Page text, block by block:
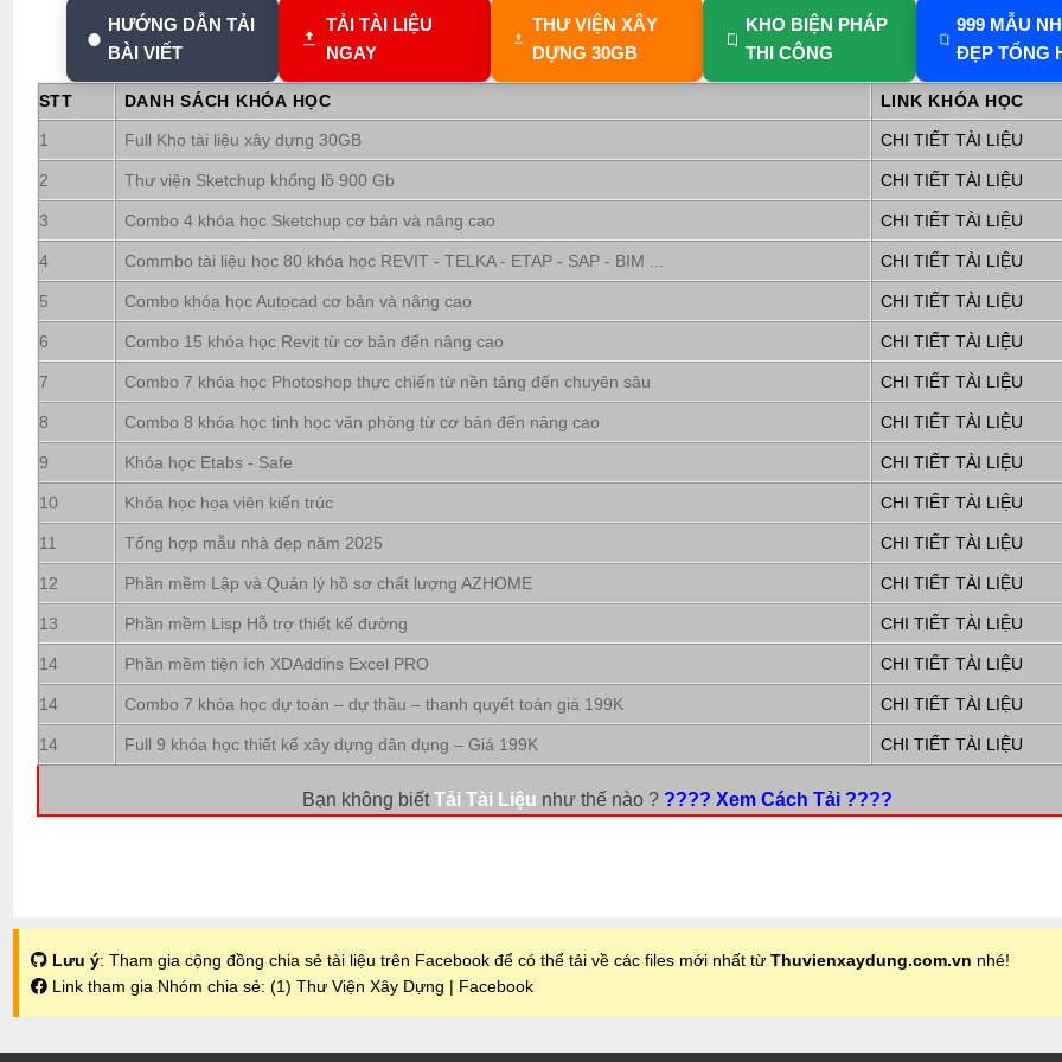
HƯỚNG DẪN TẢI
BÀI VIẾT
TẢI TÀI LIỆU
NGAY
THƯ VIỆN XÂY
DỰNG 30GB
KHO BIỆN PHÁP
THI CÔNG
999 MẪU
ĐẸP TỔNG
STT DANH SÁCH KHÓA HỌC LINK KHÓA HỌC
1 Full Kho tài liệu xây dựng 30GB CHI TIẾT TÀI LIỆU
2 Thư viện Sketchup khổng lồ 900 Gb CHI TIẾT TÀI LIỆU
3 Combo 4 khóa học Sketchup cơ bản và nâng cao CHI TIẾT TÀI LIỆU
4 Commbo tài liệu học 80 khóa học REVIT - TELKA - ETAP - SAP - BIM ... CHI TIẾT TÀI LIỆU
5 Combo khóa học Autocad cơ bản và nâng cao CHI TIẾT TÀI LIỆU
6 Combo 15 khóa học Revit từ cơ bản đến nâng cao CHI TIẾT TÀI LIỆU
7 Combo 7 khóa học Photoshop thực chiến từ nền tảng đến chuyên sâu CHI TIẾT TÀI LIỆU
8 Combo 8 khóa học tinh học văn phòng từ cơ bản đến nâng cao CHI TIẾT TÀI LIỆU
9 Khóa học Etabs - Safe CHI TIẾT TÀI LIỆU
10 Khóa học họa viên kiến trúc CHI TIẾT TÀI LIỆU
11 Tổng hợp mẫu nhà đẹp năm 2025 CHI TIẾT TÀI LIỆU
12 Phần mềm Lập và Quản lý hồ sơ chất lượng AZHOME CHI TIẾT TÀI LIỆU
13 Phần mềm Lisp Hỗ trợ thiết kế đường CHI TIẾT TÀI LIỆU
14 Phần mềm tiện ích XDAddins Excel PRO CHI TIẾT TÀI LIỆU
14 Combo 7 khóa học dự toán – dự thầu – thanh quyết toán giá 199K CHI TIẾT TÀI LIỆU
14 Full 9 khóa học thiết kế xây dựng dân dụng – Giá 199K CHI TIẾT TÀI LIỆU
Bạn không biếtTải Tài Liệu như thế nào ? ???? Xem Cách Tải ????
Lưu ý: Tham gia cộng đồng chia sẻ tài liệu trên Facebook để có thể tải về các files mới nhất từ Thuvienxaydung.com.vn nhé!
Link tham gia Nhóm chia sẻ: (1) Thư Viện Xây Dựng | Facebook